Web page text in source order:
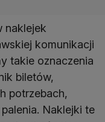
naklejek
komunikacji
takie oznaczenia
biletów,
potrzebach,
Naklejki te